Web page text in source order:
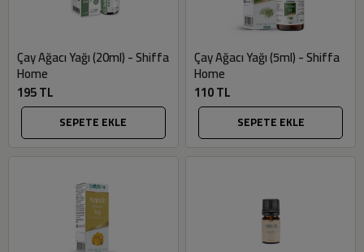
Çay Ağacı Yağı (20ml) - Shiffa
Home
195 TL
SEPETE EKLE
Çay Ağacı Yağı (5ml) - Shiffa
Home
110 TL
SEPETE EKLE